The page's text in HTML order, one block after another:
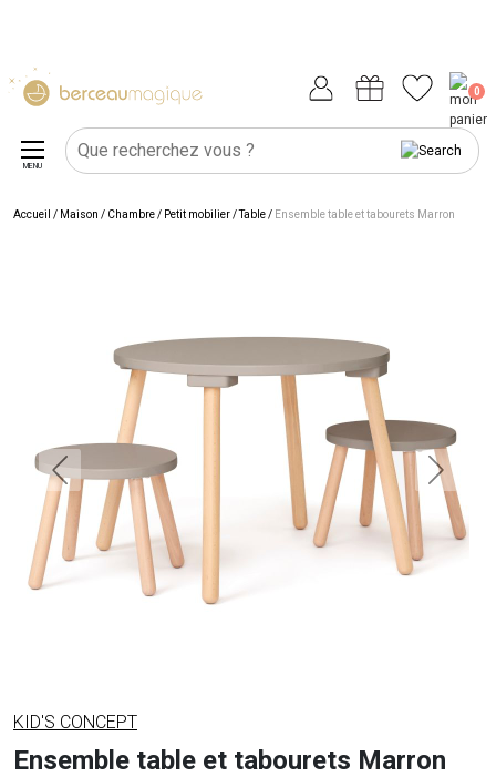
0
MENU
Accueil / Maison / Chambre/ Petit mobilier/Table/ Ensemble table et tabourets Marron
KID'S CONCEPT
Ensemble table et tabourets Marron